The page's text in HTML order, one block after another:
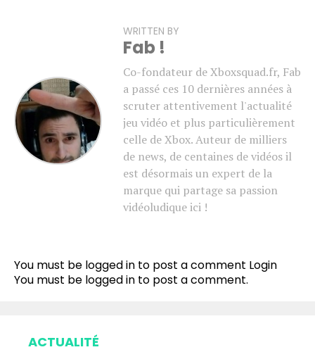
WRITTEN BY
Fab !
Co-fondateur de Xboxsquad.fr, Fab
a passé ces 10 dernières années à
scruter attentivement l'actualité
jeu vidéo et plus particulièrement
celle de Xbox. Auteur de milliers
de news, de centaines de vidéos il
est désormais un expert de la
marque qui partage sa passion
vidéoludique ici !
You must be logged in to post a comment Login
You must be logged in to post a comment.
ACTUALITÉ